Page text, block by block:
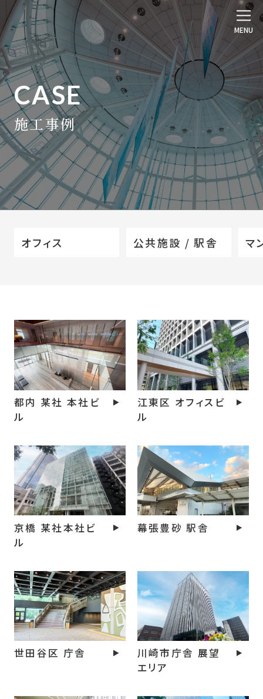
CASE
施工事例
オフィス 公共施設 / 駅舎 マ
オフィス 公共施設 / 駅舎 マ
都内 某社 本社ビ
ル
江東区 オフィスビ
ル
京橋 某社本社ビ
ル
幕張豊砂 駅舎
世田谷区 庁舎
川崎市庁舎 展望
エリア